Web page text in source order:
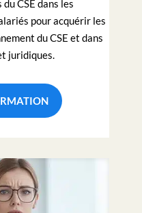
CSE dans les
pour acquérir les
du CSE et dans
juridiques.